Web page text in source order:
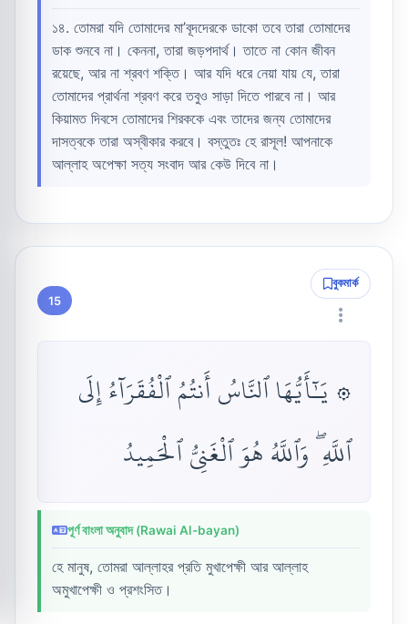
১৪. তোমরা যদি তোমাদের মা’বূদদেরকে ডাকো তবে তারা তোমাদের
ডাক শুনবে না। কেননা, তারা জড়পদার্থ। তাতে না কোন জীবন
রয়েছে, আর না শ্রবণ শক্তি। আর যদি ধরে নেয়া যায় যে, তারা
তোমাদের প্রার্থনা শ্রবণ করে তবুও সাড়া দিতে পারবে না। আর
কিয়ামত দিবসে তোমাদের শিরককে এবং তাদের জন্য তোমাদের
দাসত্বকে তারা অস্বীকার করবে। বস্তুতঃ হে রাসূল! আপনাকে
আল্লাহ অপেক্ষা সত্য সংবাদ আর কেউ দিবে না।
15
বুকমার্ক
۞ يَـٰٓأَيُّهَا ٱلنَّاسُ أَنتُمُ ٱلْفُقَرَآءُ إِلَى
ٱللَّهِ ۖ وَٱللَّهُ هُوَ ٱلْغَنِىُّ ٱلْحَمِيدُ
পূর্ণ বাংলা অনুবাদ (Rawai Al-bayan)
হে মানুষ, তোমরা আল্লাহর প্রতি মুখাপেক্ষী আর আল্লাহ
অমুখাপেক্ষী ও প্রশংসিত।